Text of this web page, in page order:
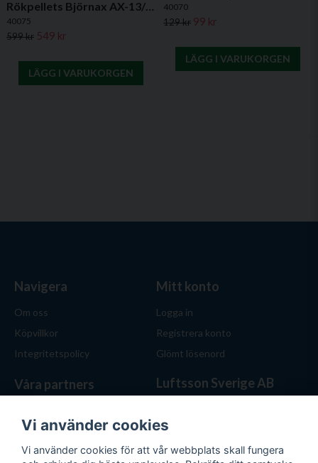
40075
599 kr 549 kr
LÄGG I VARUKORGEN
40070
129 kr 99 kr
LÄGG I VARUKORGEN
Navigera
Om oss
Köpvillkor
Integritetspolicy
Mitt konto
Logga in
Registrera konto
Glömt lösenord
Våra partners Luftsson Sverige AB
hjälper dig att välja rätt
lösning. Hos Luftsson.se får
du personlig service, bra priser
Vi använder cookies
Vi använder cookies för att vår webbplats skall fungera